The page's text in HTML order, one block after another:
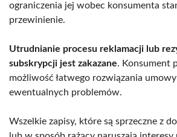
ograniczenia jej wobec konsumenta
przewinienie.
Utrudnianie procesu reklamacji lub
subskrypcji jest zakazane. Konsument
możliwość łatwego rozwiązania umowy
ewentualnych problemów.
Wszelkie zapisy, które są sprzeczne z